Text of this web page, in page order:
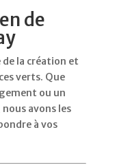
de
de la création et
verts. Que
ou un
avons les
à vos